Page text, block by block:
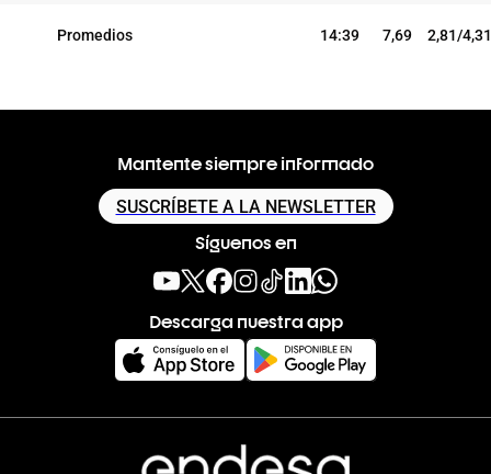
Promedios 14:39 7,69 2,81/
Mantente siempre informado
SUSCRÍBETE A LA NEWSLETTER
Síguenos en
Descarga nuestra app